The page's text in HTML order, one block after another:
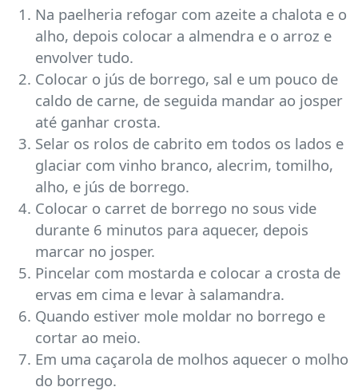
Na paelheria refogar com azeite a chalota e o
alho, depois colocar a almendra e o arroz e
envolver tudo.
Colocar o jús de borrego, sal e um pouco de
caldo de carne, de seguida mandar ao josper
até ganhar crosta.
Selar os rolos de cabrito em todos os lados e
glaciar com vinho branco, alecrim, tomilho,
alho, e jús de borrego.
Colocar o carret de borrego no sous vide
durante 6 minutos para aquecer, depois
marcar no josper.
Pincelar com mostarda e colocar a crosta de
ervas em cima e levar à salamandra.
Quando estiver mole moldar no borrego e
cortar ao meio.
Em uma caçarola de molhos aquecer o molho
do borrego.